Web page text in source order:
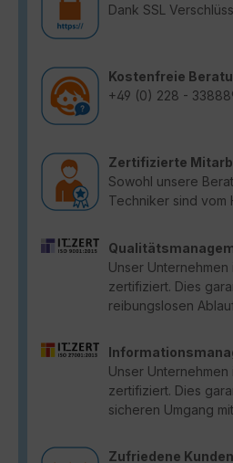
Dank SSL
Kostenfreie
+49 (0) 228 -
Zertifizierte
Sowohl unsere
Techniker sind vom
Unser Unternehmen
zertifiziert. Dies
reibungslosen
Unser Unternehmen
zertifiziert. Dies
sicheren Umgang
Zufriedene Kunden